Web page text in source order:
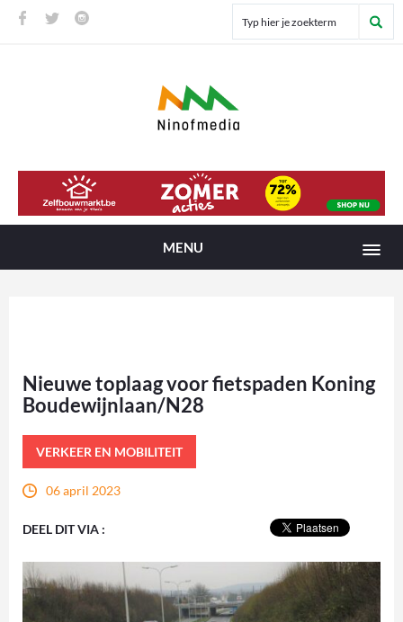
MENU
Nieuwe toplaag voor fietspaden Koning
Boudewijnlaan/N28
VERKEER EN MOBILITEIT
06 april 2023
DEEL DIT VIA :